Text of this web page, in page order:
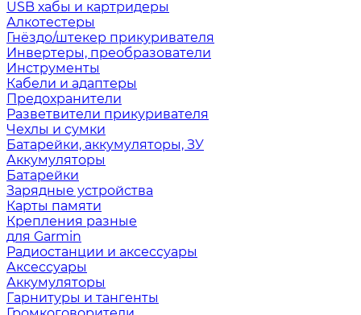
USB хабы и картридеры
Алкотестеры
Гнёздо/штекер прикуривателя
Инвертеры, преобразователи
Инструменты
Кабели и адаптеры
Предохранители
Разветвители прикуривателя
Чехлы и сумки
Батарейки, аккумуляторы, ЗУ
Аккумуляторы
Батарейки
Зарядные устройства
Карты памяти
Крепления разные
для Garmin
Радиостанции и аксессуары
Аксессуары
Аккумуляторы
Гарнитуры и тангенты